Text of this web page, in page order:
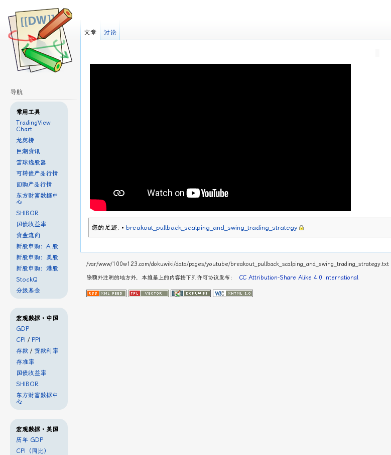
您的足迹: • breakout_pullback_scalping_and_swing_trading_strategy
文章 讨论
导航
常用工具
TradingView
Chart
龙虎榜
巨潮资讯
雪球选股器
可转债产品行情
回购产品行情
东方财富数据中
心
SHIBOR
国债收益率
资金流向
新股申购：A 股
新股申购：美股
新股申购：港股
StockQ
分级基金
宏观数据・中国
GDP
CPI / PPI
存款 / 贷款利率
存准率
国债收益率
SHIBOR
东方财富数据中
心
宏观数据・美国
历年 GDP
CPI（同比）
/var/www/100w123.com/dokuwiki/data/pages/youtube/breakout_pullback_scalping_and_swing_trading_strategy.txt
除额外注明的地方外，本维基上的内容按下列许可协议发布： CC Attribution-Share Alike 4.0 International